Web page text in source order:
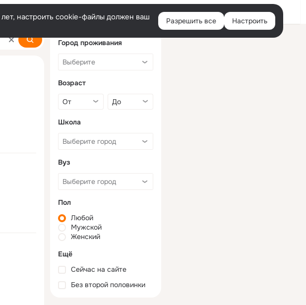
Войти
настроить cookie-файлы должен ваш
Разрешить все Настроить
Город проживания
Возраст
Школа
Вуз
Пол
Любой
Мужской
Женский
Ещё
Сейчас на сайте
Без второй половинки